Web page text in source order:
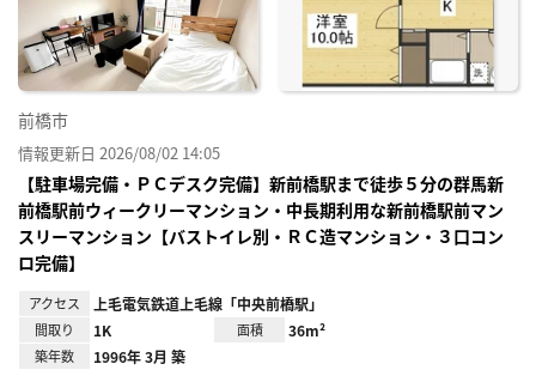
前橋市
情報更新日 2026/08/02 14:05
【駐車場完備・ＰＣデスク完備】新前橋駅まで徒歩５分の群馬新
前橋駅前ウィークリーマンション・中長期利用な新前橋駅前マン
スリーマンション【バストイレ別・ＲＣ造マンション・３口コン
ロ完備】
アクセス 上毛電気鉄道上毛線「中央前橋駅」
間取り 1K 面積 36m²
築年数 1996年 3月 築